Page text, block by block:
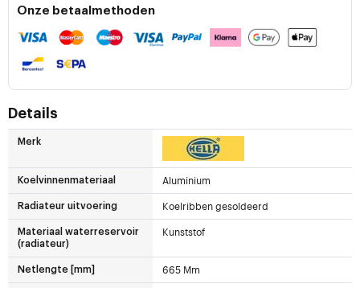
Onze betaalmethoden
Details
Merk
Koelvinnenmateriaal Aluminium
Radiateur uitvoering Koelribben gesoldeerd
Materiaal waterreservoir
(radiateur)
Kunststof
Netlengte [mm] 665 Mm